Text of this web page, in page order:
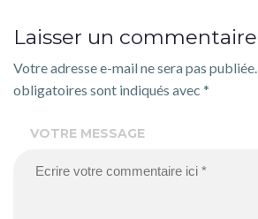
Laisser un commentaire
Votre adresse e-mail ne sera pas publiée.
obligatoires sont indiqués avec *
VOTRE MESSAGE